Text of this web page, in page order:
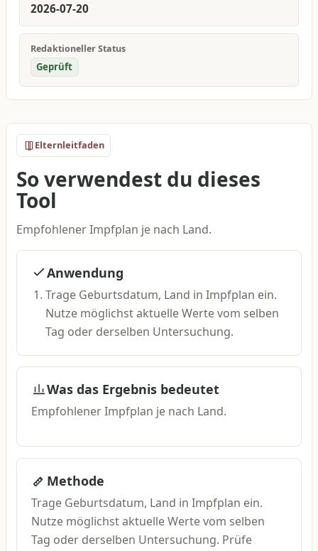
2026-07-20
Redaktioneller Status
Geprüft
Elternleitfaden
So verwendest du dieses
Tool
Empfohlener Impfplan je nach Land.
Anwendung
Trage Geburtsdatum, Land in Impfplan ein.
Nutze möglichst aktuelle Werte vom selben
Tag oder derselben Untersuchung.
Was das Ergebnis bedeutet
Empfohlener Impfplan je nach Land.
Methode
Trage Geburtsdatum, Land in Impfplan ein.
Nutze möglichst aktuelle Werte vom selben
Tag oder derselben Untersuchung. Prüfe